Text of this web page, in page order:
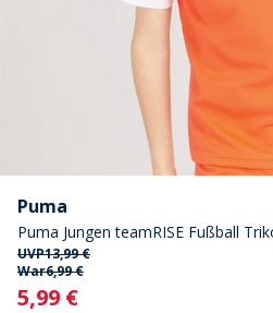
Puma
Puma Jungen teamRISE Fußball
UVP13,99 €
War6,99 €
Current
5,99 €